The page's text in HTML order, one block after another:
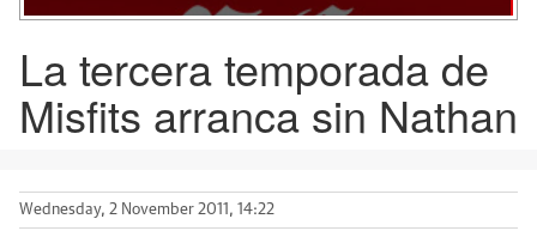
La tercera temporada de
Misfits arranca sin Nathan
Wednesday, 2 November 2011, 14:22